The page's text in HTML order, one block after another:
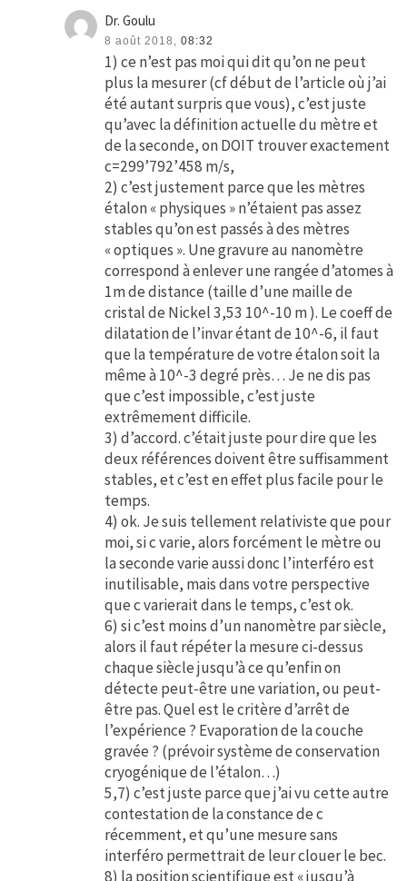
Dr. Goulu
8 août 2018, 08:32
1) ce n’est pas moi qui dit qu’on ne peut
plus la mesurer (cf début de l’article où j’ai
été autant surpris que vous), c’est juste
qu’avec la définition actuelle du mètre et
de la seconde, on DOIT trouver exactement
c=299’792’458 m/s,
2) c’est justement parce que les mètres
étalon « physiques » n’étaient pas assez
stables qu’on est passés à des mètres
« optiques ». Une gravure au nanomètre
correspond à enlever une rangée d’atomes à
1m de distance (taille d’une maille de
cristal de Nickel 3,53 10^-10 m ). Le coeff de
dilatation de l’invar étant de 10^-6, il faut
que la température de votre étalon soit la
même à 10^-3 degré près… Je ne dis pas
que c’est impossible, c’est juste
extrêmement difficile.
3) d’accord. c’était juste pour dire que les
deux références doivent être suffisamment
stables, et c’est en effet plus facile pour le
temps.
4) ok. Je suis tellement relativiste que pour
moi, si c varie, alors forcément le mètre ou
la seconde varie aussi donc l’interféro est
inutilisable, mais dans votre perspective
que c varierait dans le temps, c’est ok.
6) si c’est moins d’un nanomètre par siècle,
alors il faut répéter la mesure ci-dessus
chaque siècle jusqu’à ce qu’enfin on
détecte peut-être une variation, ou peut-
être pas. Quel est le critère d’arrêt de
l’expérience ? Evaporation de la couche
gravée ? (prévoir système de conservation
cryogénique de l’étalon…)
5,7) c’est juste parce que j’ai vu cette autre
contestation de la constance de c
récemment, et qu’une mesure sans
interféro permettrait de leur clouer le bec.
8) la position scientifique est « jusqu’à